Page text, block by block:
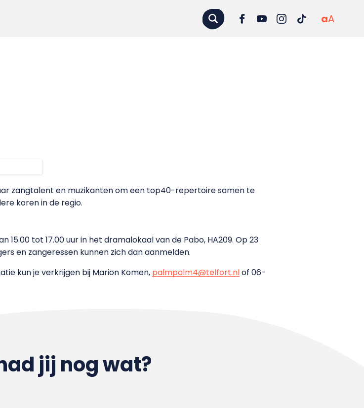
aA
zangtalent en muzikanten om een top40-repertoire samen te
koren in de regio.
tot 17.00 uur in het dramalokaal van de Pabo, HA209. Op 23
en zangeressen kunnen zich dan aanmelden.
kun je verkrijgen bij Marion Komen, palmpalm4@telfort.nlof 06-
jij nog wat?